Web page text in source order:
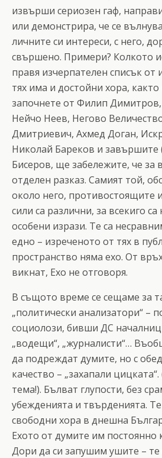
извърши сериозен гаф,
или демонстрира, че се
личните си интереси, с него,
свършено. Примери? Колкото
правя изчерпателен списък
тях има и достойни хора,
започнете от Филип
Нейчо Неев, Негово
Дмитриевич, Ахмед Доган,
Николай Бареков и завършите
Бисеров, ще забележите, че за
отделен разказ. Самият той,
около него, противостоящите
сили са различни, за всекиго
особени изрази. Те са
едно – изреченото от тях в
пространство няма ехо. От
викнат, Ехо не отговоря.
В същото време се сещаме за
„политически анализатори“ –
социолози, бивши ДС
„водещи“, „журналисти“…
да подреждат думите, но с
качество – „захапали
тема!). Бълват глупости, без
убежденията и твърденията.
свободни хора в днешна
Ехото от думите им постоянно
Дори да си запушим ушите – те